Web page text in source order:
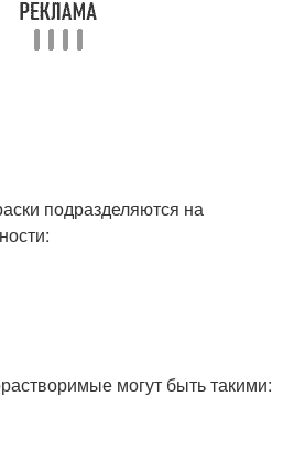
подразделяются на
могут быть такими: